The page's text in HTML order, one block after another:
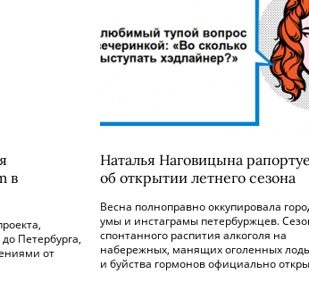
в
Петербурга,
от
Наталья Наговицына
об открытии летнего сезона
Весна полноправно оккупировала
умы и инстаграмы петербуржцев.
спонтанного распития алкоголя на
набережных, манящих оголенных
и буйства гормонов официально